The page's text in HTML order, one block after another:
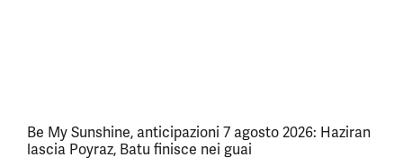
Be My Sunshine, anticipazioni 7 agosto 2026: Haziran
lascia Poyraz, Batu finisce nei guai